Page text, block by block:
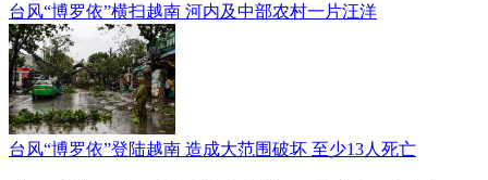
台风“博罗依”横扫越南 河内及中部农村一片汪洋
台风“博罗依”登陆越南 造成大范围破坏 至少13人死亡